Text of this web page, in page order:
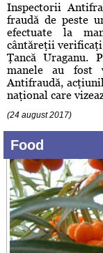
Inspectorii
fraudă de peste
efectuate la
cântăreţii
Ţancă Uraganu.
manele au fost
Antifraudă,
naţional care
(24 august 2017)
Food